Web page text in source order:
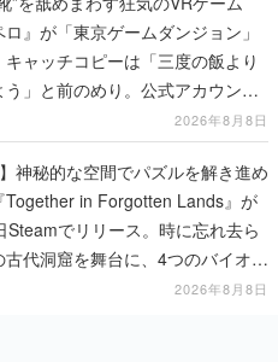
ロ』が「東京ゲームダンジョン」
キャッチコピーは「三度の飯より
う」と前のめり。公式アカウント
、2026年リリースに向けて開発中
2026年8月8日
】神秘的な空間でパズルを解き進め
Together in Forgotten Lands』が
Steamでリリース。時に忘れ去ら
古代洞窟を舞台に、4つのバイオー
2026年8月8日